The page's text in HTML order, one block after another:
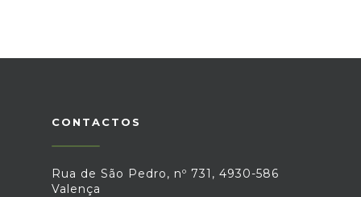
CONTACTOS
Rua de São Pedro, nº 731, 4930-586
Valença